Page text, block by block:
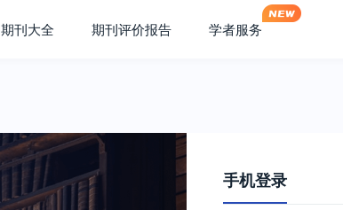
期刊大全 期刊评价报告 学者服务
手机登录